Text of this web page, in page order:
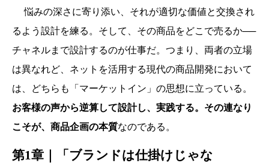
悩みの深さに寄り添い、それが適切な価値と交換され
るよう設計を練る。そして、その商品をどこで売るか──
チャネルまで設計するのが仕事だ。つまり、両者の立場
は異なれど、ネットを活用する現代の商品開発において
は、どちらも「マーケットイン」の思想に立っている。
お客様の声から逆算して設計し、実践する。その連なり
こそが、商品企画の本質なのである。
第1章｜「ブランドは仕掛けじゃな